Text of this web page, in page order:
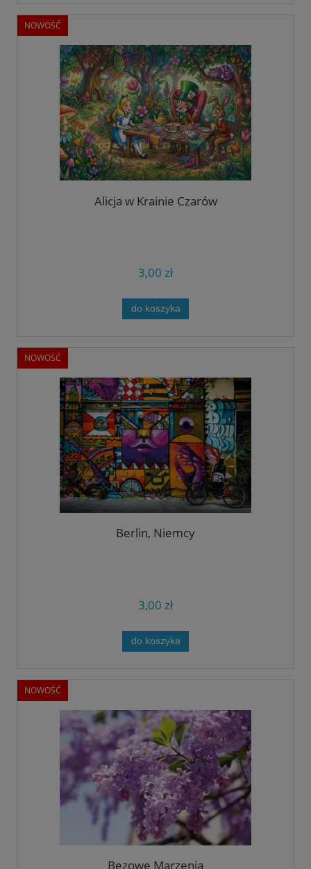
Alicja w Krainie Czarów
3,00 zł
do koszyka
NOWOŚĆ
Berlin, Niemcy
3,00 zł
do koszyka
NOWOŚĆ
Bezowe Marzenia
NOWOŚĆ